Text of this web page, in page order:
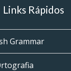
Links Rápidos
Grammar